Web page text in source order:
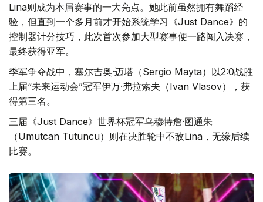
Lina则成为本届赛事的一大亮点。她此前虽然拥有舞蹈经
验，但直到一个多月前才开始系统学习《Just Dance》的
控制器计分技巧，此次首次参加大型赛事便一路闯入决赛，
最终获得亚军。
季军争夺战中，塞尔吉奥·迈塔（Sergio Mayta）以2:0战胜
上届“未来运动会”冠军伊万·弗拉索夫（Ivan Vlasov），获
得第三名。
三届《Just Dance》世界杯冠军乌穆特詹·图通朱
（Umutcan Tutuncu）则在决胜轮中不敌Lina，无缘后续
比赛。